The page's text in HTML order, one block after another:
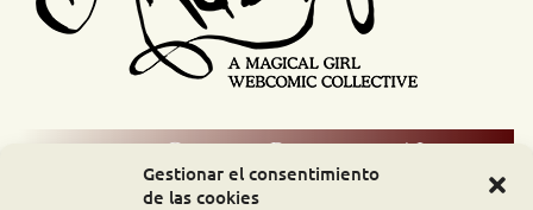
Gestionar el consentimiento
de las cookies
Comic Readers / Index